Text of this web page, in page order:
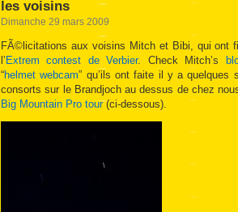
les voisins
Dimanche 29 mars 2009
FÃ©licitations aux voisins Mitch et Bibi, qui ont
l’ Extrem contest de Verbier. Check Mitch’s
“helmet webcam” qu’ils ont faite il y a quelques
consorts sur le Brandjoch au dessus de chez
Big Mountain Pro tour(ci-dessous).